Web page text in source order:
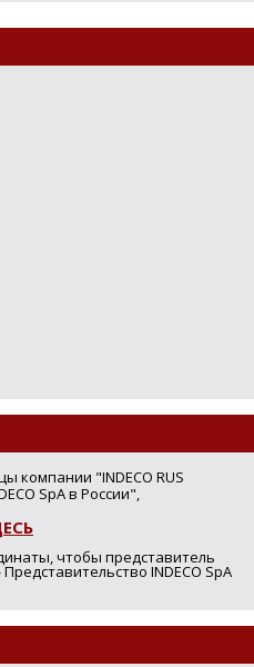
компании "INDECO RUS
SpA в России",
чтобы представитель
INDECO SpA